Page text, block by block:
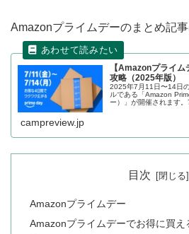
Amazonプライムデーのまとめ記
【Amazonプライ
攻略（2025年版）
2025年7月11日〜14日
ルである「Amazon
ー）」が開催されます
セール前の準備、セー
campreview.jp
目次
Amazonプライムデー
Amazonプライムデーでお得に買え